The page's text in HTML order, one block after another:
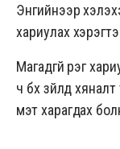
Энгийнээр
хариулах
Магадгүй үүрэг
ч бүх зүйлд
мэт харагдах